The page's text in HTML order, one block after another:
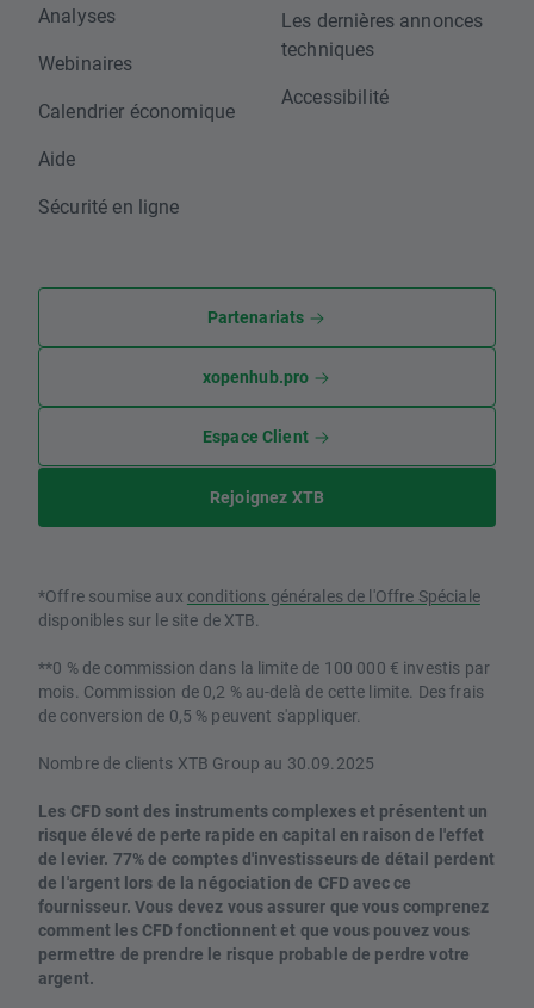
Analyses
Webinaires
Calendrier économique
Aide
Sécurité en ligne
Les dernières annonces
techniques
Accessibilité
Partenariats
xopenhub.pro
Espace Client
Rejoignez XTB
*Offre soumise aux conditions générales de l'Offre Spéciale
disponibles sur le site de XTB.
**0 % de commission dans la limite de 100 000 € investis par
mois. Commission de 0,2 % au-delà de cette limite. Des frais
de conversion de 0,5 % peuvent s'appliquer.
Nombre de clients XTB Group au 30.09.2025
Les CFD sont des instruments complexes et présentent un
risque élevé de perte rapide en capital en raison de l'effet
de levier. 77% de comptes d'investisseurs de détail perdent
de l'argent lors de la négociation de CFD avec ce
fournisseur. Vous devez vous assurer que vous comprenez
comment les CFD fonctionnent et que vous pouvez vous
permettre de prendre le risque probable de perdre votre
argent.